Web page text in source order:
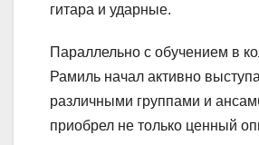
гитара и ударные.
Параллельно с обучением в
Рамиль начал активно
различными группами и
приобрел не только ценный